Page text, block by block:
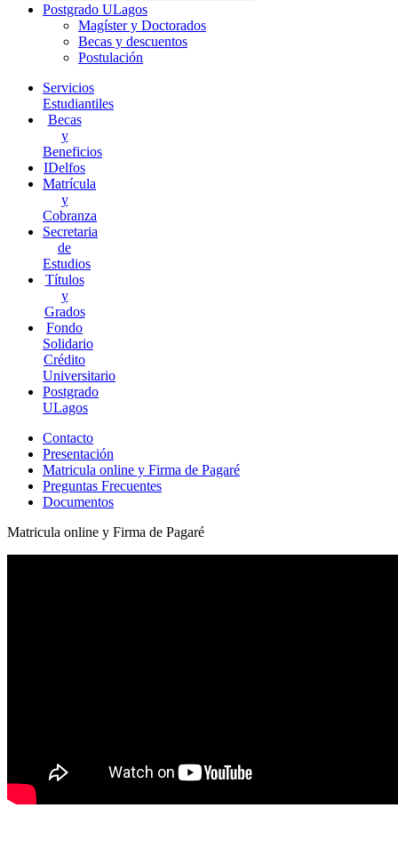
Postgrado ULagos
Magíster y Doctorados
Becas y descuentos
Postulación
Servicios
Estudiantiles
Becas
y
Beneficios
IDelfos
Matrícula
y
Cobranza
Secretaria
de
Estudios
Títulos
y
Grados
Fondo
Solidario
Crédito
Universitario
Postgrado
ULagos
Contacto
Presentación
Matricula online y Firma de Pagaré
Preguntas Frecuentes
Documentos
Matricula online y Firma de Pagaré